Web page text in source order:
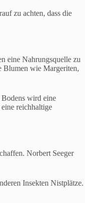
zu achten, dass die
eine Nahrungsquelle zu
Blumen wie Margeriten,
wird eine
reichhaltige
Norbert Seeger
Insekten Nistplätze.